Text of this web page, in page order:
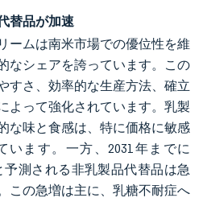
替品が加速
ームは南米市場での優位性を維
なシェアを誇っています。この
すさ、効率的な生産方法、確立
よって強化されています。乳製
な味と食感は、特に価格に敏感
います。一方、2031年までに
予測される非乳製品代替品は急
この急増は主に、乳糖不耐症へ